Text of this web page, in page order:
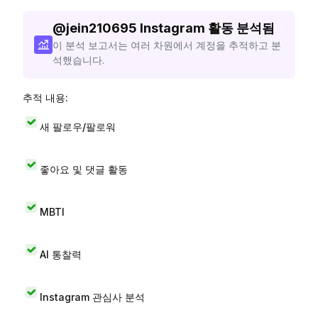
@jein210695 Instagram 활동 분석됨
이 분석 보고서는 여러 차원에서 계정을 추적하고 분
석했습니다.
추적 내용:
새 팔로우/팔로워
좋아요 및 댓글 활동
MBTI
AI 통찰력
Instagram 관심사 분석